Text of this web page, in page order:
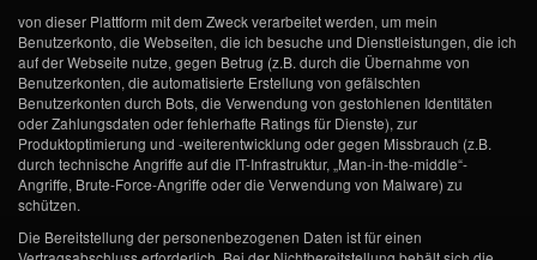
von dieser Plattform mit dem Zweck verarbeitet werden, um mein
Benutzerkonto, die Webseiten, die ich besuche und Dienstleistungen, die ich
auf der Webseite nutze, gegen Betrug (z.B. durch die Übernahme von
Benutzerkonten, die automatisierte Erstellung von gefälschten
Benutzerkonten durch Bots, die Verwendung von gestohlenen Identitäten
oder Zahlungsdaten oder fehlerhafte Ratings für Dienste), zur
Produktoptimierung und -weiterentwicklung oder gegen Missbrauch (z.B.
durch technische Angriffe auf die IT-Infrastruktur, „Man-in-the-middle“-
Angriffe, Brute-Force-Angriffe oder die Verwendung von Malware) zu
schützen.
Die Bereitstellung der personenbezogenen Daten ist für einen